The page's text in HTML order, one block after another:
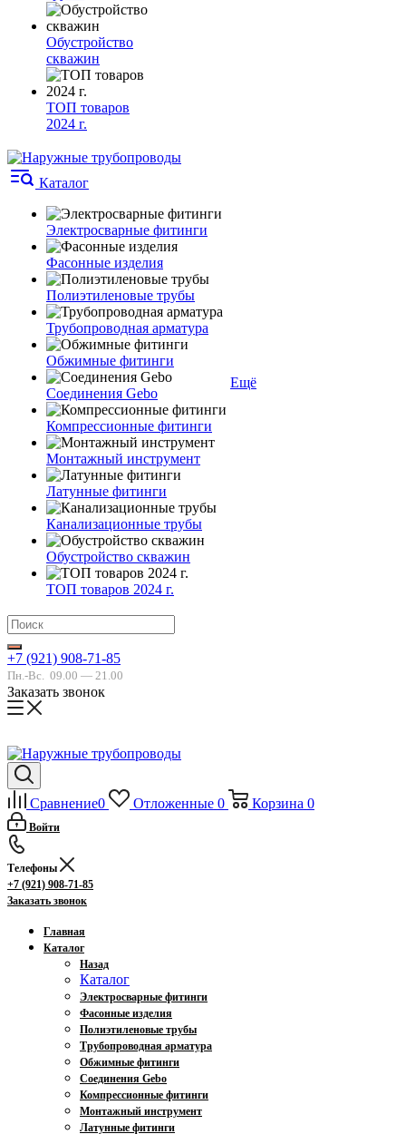
Обустройство
скважин
ТОП товаров
2024 г.
Каталог
Электросварные фитинги
Фасонные изделия
Полиэтиленовые трубы
Трубопроводная арматура
Обжимные фитинги
Соединения Gebo
Компрессионные фитинги
Монтажный инструмент
Латунные фитинги
Канализационные трубы
Обустройство скважин
ТОП товаров 2024 г.
Ещё
+7 (921) 908-71-85
Пн.-Вс. 09.00 — 21.00
Заказать звонок
Сравнение0 Отложенные 0 Корзина 0
Войти
Телефоны
+7 (921) 908-71-85
Заказать звонок
Главная
Каталог
Назад
Каталог
Электросварные фитинги
Фасонные изделия
Полиэтиленовые трубы
Трубопроводная арматура
Обжимные фитинги
Соединения Gebo
Компрессионные фитинги
Монтажный инструмент
Латунные фитинги